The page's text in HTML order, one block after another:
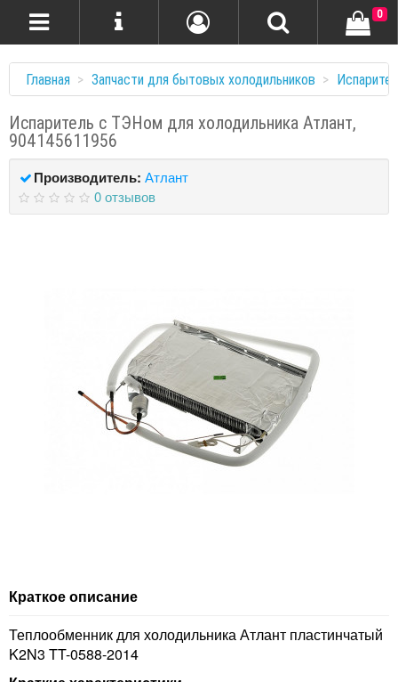
0
Главная Запчасти для бытовых холодильников
Испаритель с ТЭНом для холодильника Атлант,
904145611956
Производитель: Атлант
0 отзывов
Краткое описание
Теплообменник для холодильника Атлант пластинчатый
K2N3 TT-0588-2014